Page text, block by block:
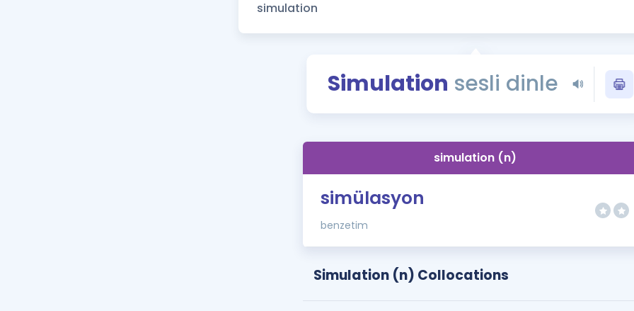
YDS - YÖKDİL
İngilizce
Simulation sesli dinle
simulation (n)
simülasyon
benzetim
Simulation (n) Collocations